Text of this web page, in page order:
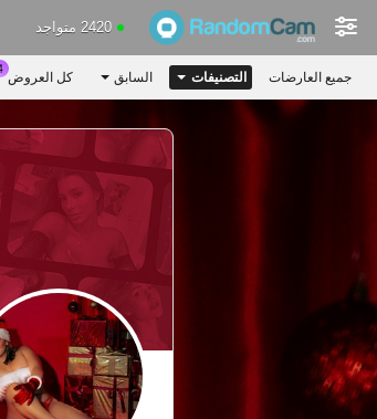
2420 متواجد
جميع العارضات التصنيفات السابق كل العروض